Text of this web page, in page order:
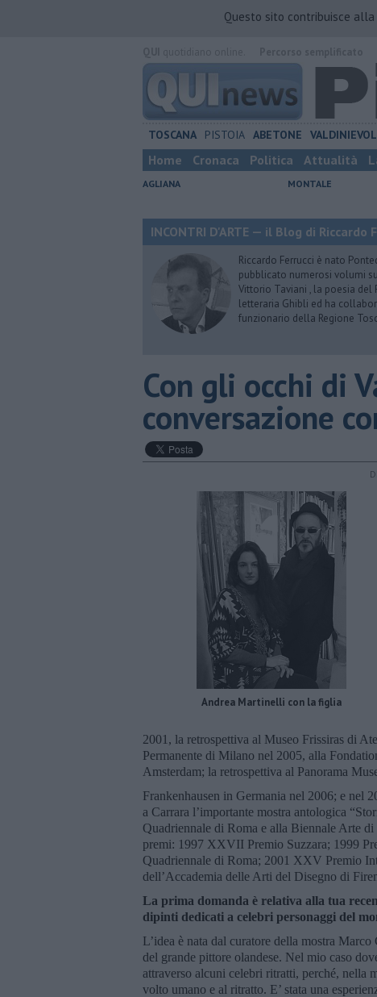
Questo sito contribuisce alla
TOSCANA PISTOIA ABETONE
Home Cronaca Politica Attualità
AGLIANA MONTALE
INCONTRI D'ARTE — il Blog di Riccardo
Riccardo Ferrucci è nato
pubblicato numerosi volumi
Vittorio Taviani , la poesia del
letteraria Ghibli ed ha
funzionario della Regione
​Con gli occhi di
conversazione
Andrea Martinelli con la figlia
2001, la retrospettiva al Museo Frissiras di
Permanente di Milano nel 2005, alla
Amsterdam; la retrospettiva al Panorama
Frankenhausen in Germania nel 2006; e nel
a Carrara l’importante mostra antologica
Quadriennale di Roma e alla Biennale Arte
premi: 1997 XXVII Premio Suzzara; 1999
Quadriennale di Roma; 2001 XXV Premio
dell’Accademia delle Arti del Disegno di
La prima domanda è relativa alla tua
dipinti dedicati a celebri personaggi del
L’idea è nata dal curatore della mostra
del grande pittore olandese. Nel mio caso
attraverso alcuni celebri ritratti, perché, nella
volto umano e al ritratto. E’ stata una